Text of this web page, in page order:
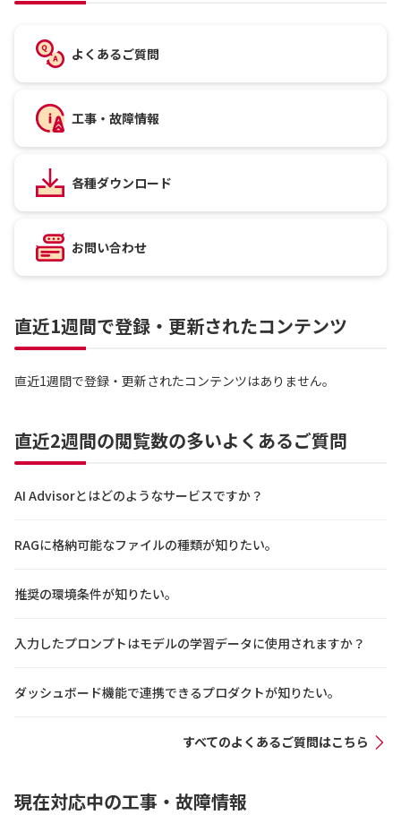
よくあるご質問
工事・故障情報
各種ダウンロード
お問い合わせ
直近1週間で登録・更新されたコンテンツ
直近1週間で登録・更新されたコンテンツはありません。
直近2週間の閲覧数の多いよくあるご質問
AI Advisorとはどのようなサービスですか？
RAGに格納可能なファイルの種類が知りたい。
推奨の環境条件が知りたい。
入力したプロンプトはモデルの学習データに使用されますか？
ダッシュボード機能で連携できるプロダクトが知りたい。
すべてのよくあるご質問はこちら
現在対応中の工事・故障情報